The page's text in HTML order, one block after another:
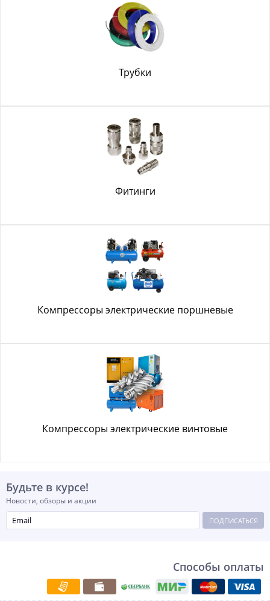
Трубки
Фитинги
Компрессоры электрические поршневые
Компрессоры электрические винтовые
Будьте в курсе!
Новости, обзоры и акции
ПОДПИСАТЬСЯ
Способы оплаты